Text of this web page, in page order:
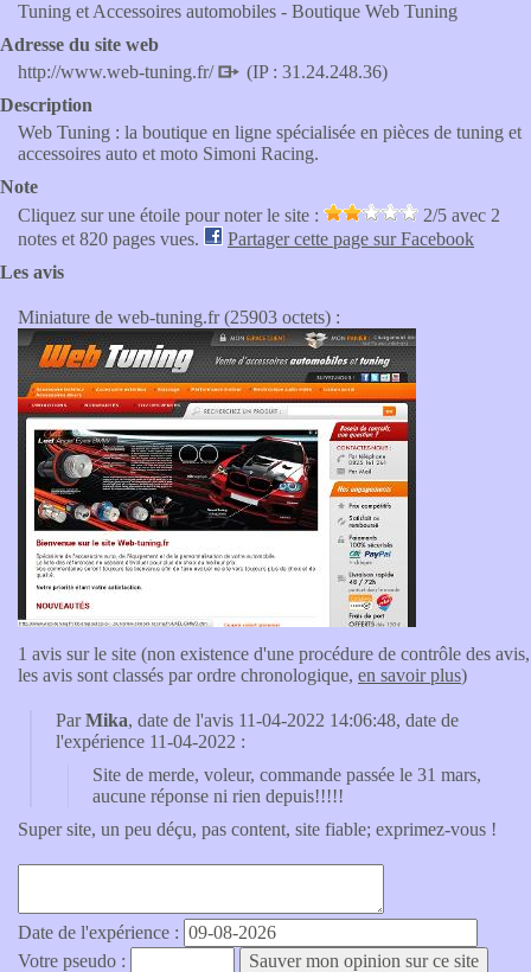
Tuning et Accessoires automobiles - Boutique Web Tuning
Adresse du site web
http://www.web-tuning.fr/
(IP : 31.24.248.36)
Description
Web Tuning : la boutique en ligne spécialisée en pièces de tuning et
accessoires auto et moto Simoni Racing.
Note
Cliquez sur une étoile pour noter le site :
2/5 avec 2
notes et 820 pages vues.
Partager cette page sur Facebook
Les avis
Miniature de web-tuning.fr (25903 octets) :
1 avis sur le site (non existence d'une procédure de contrôle des avis,
les avis sont classés par ordre chronologique, en savoir plus)
ParMika, date de l'avis 11-04-2022 14:06:48, date de
l'expérience 11-04-2022 :
Site de merde, voleur, commande passée le 31 mars,
aucune réponse ni rien depuis!!!!!
Super site, un peu déçu, pas content, site fiable; exprimez-vous !
Date de l'expérience :
Votre pseudo :